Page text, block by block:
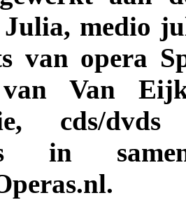
Julia, medio
van opera
Van
cds/
in